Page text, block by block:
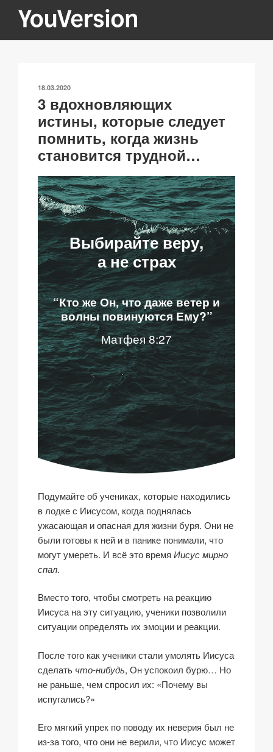
YOUVERSION
Seeking God every day.
ОПУБЛИКОВАНО
18.03.2020
3 вдохновляющих
истины, которые следует
помнить, когда жизнь
становится трудной…
Выбирайте веру,
а не страх
“Кто же Он, чтодаже ветер и
волны повинуются Ему?”
Матфея 8:27
Подумайте об учениках, которые находились
в лодке с Иисусом, когда поднялась
ужасающая и опасная для жизни буря. Они не
были готовы к ней и в панике понимали, что
могут умереть. И всё это время Иисус мирно
спал.
Вместо того, чтобы смотреть на реакцию
Иисуса на эту ситуацию, ученики позволили
ситуации определять их эмоции и реакции.
После того как ученики стали умолять Иисуса
сделать что-нибудь, Он успокоил бурю… Но
не раньше, чем спросил их: «Почему вы
испугались?»
Его мягкий упрек по поводу их неверия был не
из-за того, что они не верили, что Иисус может